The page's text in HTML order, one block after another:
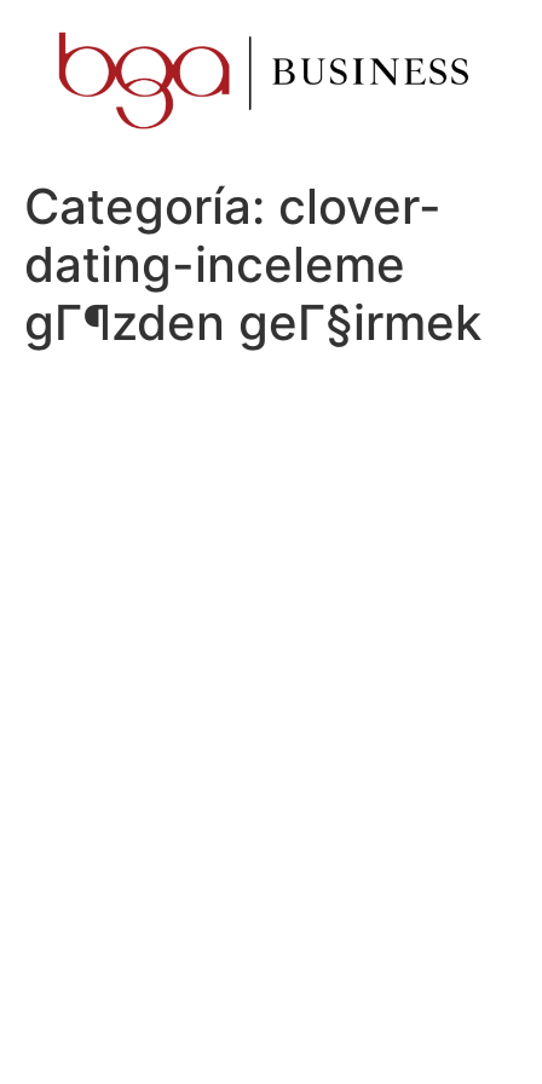
contenido
Categoría: clover-
dating-inceleme
gГ¶zden geГ§irmek